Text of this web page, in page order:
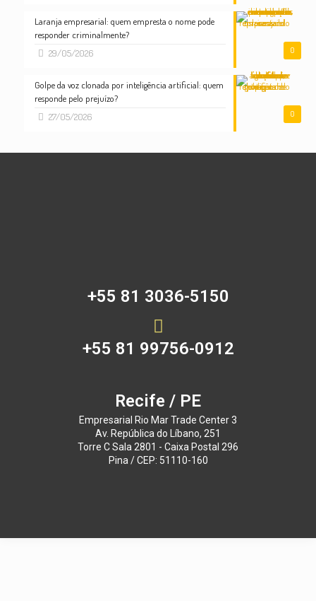
0
Laranja empresarial: quem empresta o nome pode
responder criminalmente?
29/05/2026
0
Golpe da voz clonada por inteligência artificial: quem
responde pelo prejuízo?
27/05/2026
+55 81 3036-5150
+55 81 99756-0912
Recife / PE
Empresarial Rio Mar Trade Center 3
Av. República do Líbano, 251
Torre C Sala 2801 - Caixa Postal 296
Pina / CEP: 51110-160